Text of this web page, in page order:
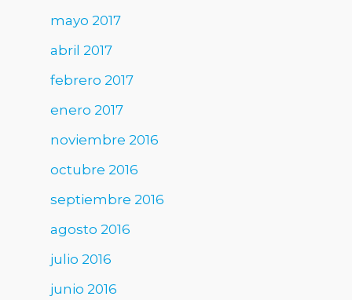
mayo 2017
abril 2017
febrero 2017
enero 2017
noviembre 2016
octubre 2016
septiembre 2016
agosto 2016
julio 2016
junio 2016